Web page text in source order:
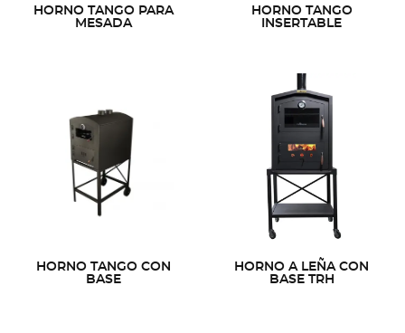
HORNO TANGO PARA
MESADA
HORNO TANGO
INSERTABLE
HORNO TANGO CON
BASE
HORNO A LEÑA CON
BASE TRH